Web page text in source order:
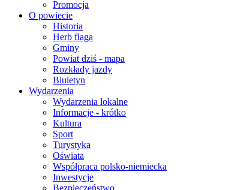
Promocja
O powiecie
Historia
Herb flaga
Gminy
Powiat dziś - mapa
Rozkłady jazdy
Biuletyn
Wydarzenia
Wydarzenia lokalne
Informacje - krótko
Kultura
Sport
Turystyka
Oświata
Współpraca polsko-niemiecka
Inwestycje
Bezpieczeństwo